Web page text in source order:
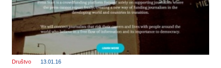
Društvo 13.01.16